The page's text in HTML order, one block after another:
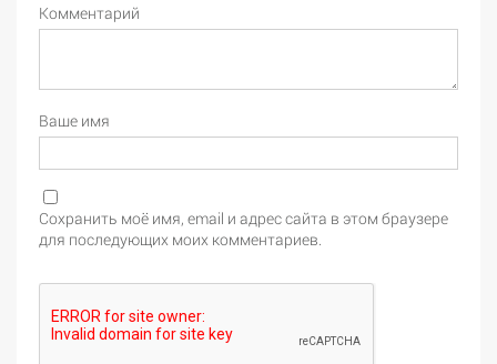
Комментарий
Ваше имя
Сохранить моё имя, email и адрес сайта в этом браузере
для последующих моих комментариев.